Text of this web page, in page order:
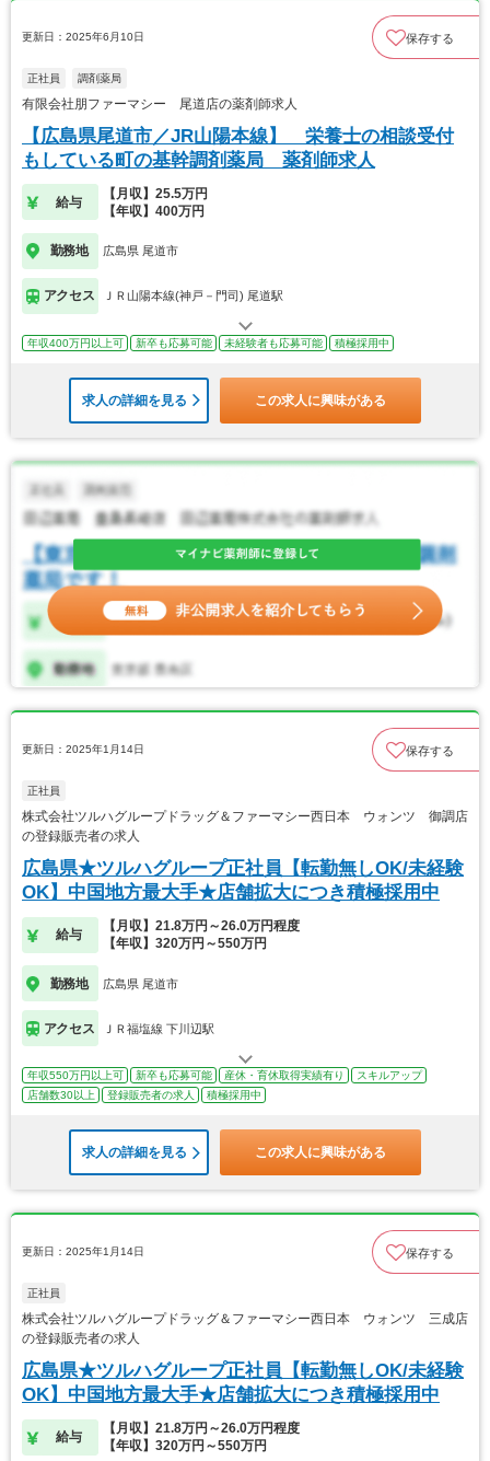
更新日：2025年6月10日 保存する
正社員 調剤薬局
有限会社朋ファーマシー 尾道店の薬剤師求人
【広島県尾道市／JR山陽本線】 栄養士の相談受付
もしている町の基幹調剤薬局 薬剤師求人
給与
【月収】25.5万円
【年収】400万円
勤務地 広島県 尾道市
アクセス ＪＲ山陽本線(神戸－門司) 尾道駅
年収400万円以上可 新卒も応募可能 未経験者も応募可能 積極採用中
求人の詳細を見る この求人に興味がある
更新日：2025年1月14日 保存する
正社員
株式会社ツルハグループドラッグ＆ファーマシー西日本 ウォンツ 御調店
の登録販売者の求人
広島県★ツルハグループ正社員【転勤無しOK/未経験
OK】中国地方最大手★店舗拡大につき積極採用中
給与
【月収】21.8万円～26.0万円程度
【年収】320万円～550万円
勤務地 広島県 尾道市
アクセス ＪＲ福塩線 下川辺駅
年収550万円以上可 新卒も応募可能 産休・育休取得実績有り
スキルアップ
店舗数30以上
登録販売者の求人 積極採用中
求人の詳細を見る この求人に興味がある
更新日：2025年1月14日 保存する
正社員
株式会社ツルハグループドラッグ＆ファーマシー西日本 ウォンツ 三成店
の登録販売者の求人
広島県★ツルハグループ正社員【転勤無しOK/未経験
OK】中国地方最大手★店舗拡大につき積極採用中
給与
【月収】21.8万円～26.0万円程度
【年収】320万円～550万円